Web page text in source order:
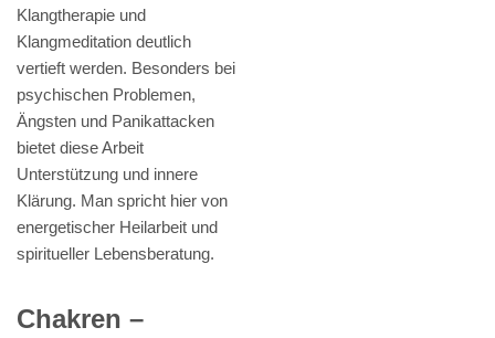
Klangtherapie und
Klangmeditation deutlich
vertieft werden. Besonders bei
psychischen Problemen,
Ängsten und Panikattacken
bietet diese Arbeit
Unterstützung und innere
Klärung. Man spricht hier von
energetischer Heilarbeit und
spiritueller Lebensberatung.
Chakren –